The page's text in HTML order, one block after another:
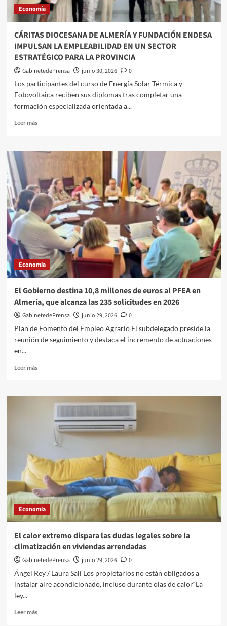
competitividad
de
Economía
CÁRITAS DIOCESANA DE ALMERÍA Y FUNDACIÓN ENDESA
IMPULSAN LA EMPLEABILIDAD EN UN SECTOR
ESTRATÉGICO PARA LA PROVINCIA
GabinetedePrensa junio 30, 2026
0
Los participantes del curso de Energía Solar Térmica y
Fotovoltaica reciben sus diplomas tras completar una
formación especializada orientada a...
Leer másLeer
CÁRITAS
DIOCESANA
ALMERÍA
Y
FUNDACIÓN
ENDESA
IMPULSAN
LA
EMPLEABILIDAD
EN
UN
SECTOR
ESTRATÉGICO
LA
PROVINCIA
Economía
El Gobierno destina 10,8 millones de euros al PFEA en
Almería, que alcanza las 235 solicitudes en 2026
GabinetedePrensa junio 29, 2026
0
Plan de Fomento del Empleo Agrario El subdelegado preside la
reunión de seguimiento y destaca el incremento de actuaciones
en...
Leer másLeer
El
Gobierno
millones
al
PFEA
en
Almería,
que
alcanza
las
solicitudes
en
2026
Economía
El calor extremo dispara las dudas legales sobre la
climatización en viviendas arrendadas
GabinetedePrensa junio 29, 2026
0
Ángel Rey / Laura Sali Los propietarios no están obligados a
instalar aire acondicionado, incluso durante olas de calor“La
ley...
Leer másLeer